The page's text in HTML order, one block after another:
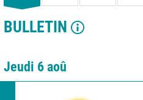
BULLETIN
Jeudi 6 aoû